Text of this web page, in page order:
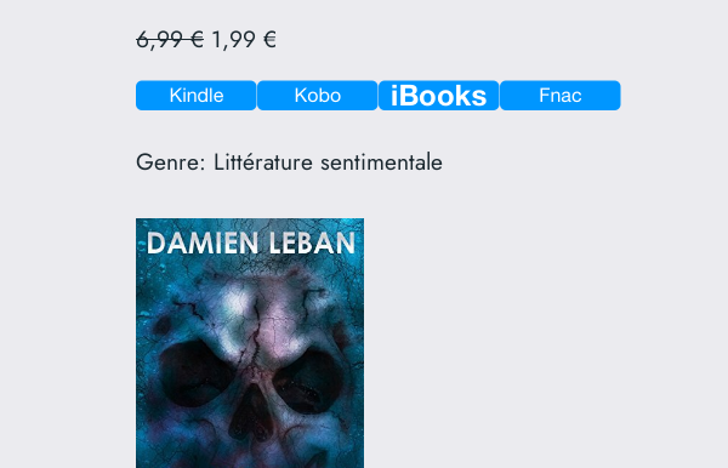
6,99 € 1,99 €
Genre: Littérature sentimentale